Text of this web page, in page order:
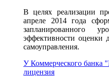
В целях реализации
апреле 2014 года
запланированного
эффективности оценки
самоуправления.
У Коммерческого банка
лицензия